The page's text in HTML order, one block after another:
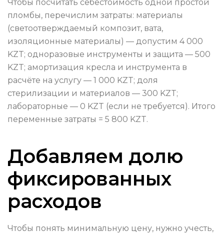
Чтобы посчитать себестоимость одной простой
пломбы, перечислим затраты: материалы
(светоотверждаемый композит, вата,
изоляционные материалы) — допустим 4 000
KZT; одноразовые инструменты и защита — 500
KZT; амортизация кресла и инструмента в
расчёте на услугу — 1 000 KZT; доля
стерилизации и материалов — 300 KZT;
лабораторные — 0 KZT (если не требуется). Итого
переменные затраты = 5 800 KZT.
Добавляем долю
фиксированных
расходов
Чтобы понять минимальную цену, нужно учесть,